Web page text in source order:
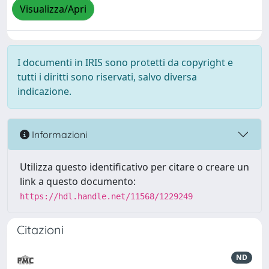
Visualizza/Apri
I documenti in IRIS sono protetti da copyright e
tutti i diritti sono riservati, salvo diversa
indicazione.
Informazioni
Utilizza questo identificativo per citare o creare un
link a questo documento:
https://hdl.handle.net/11568/1229249
Citazioni
ND